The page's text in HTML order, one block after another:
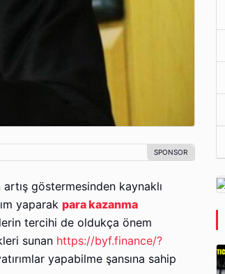
göstermesinden kaynaklı
yaparak para kazanma
tercihi de oldukça önem
sunan https://byf.finance/?
yapabilme şansına sahip